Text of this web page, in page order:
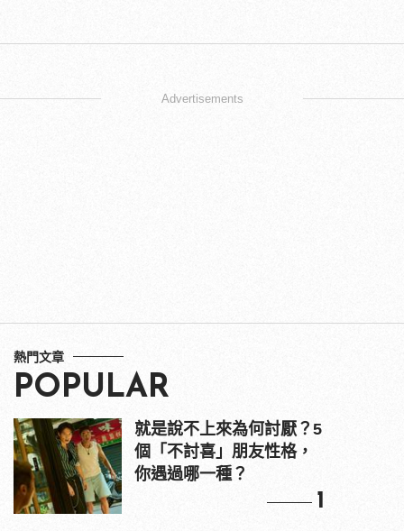
Advertisements
熱門文章
POPULAR
就是說不上來為何討厭？5
個「不討喜」朋友性格，
你遇過哪一種？
1